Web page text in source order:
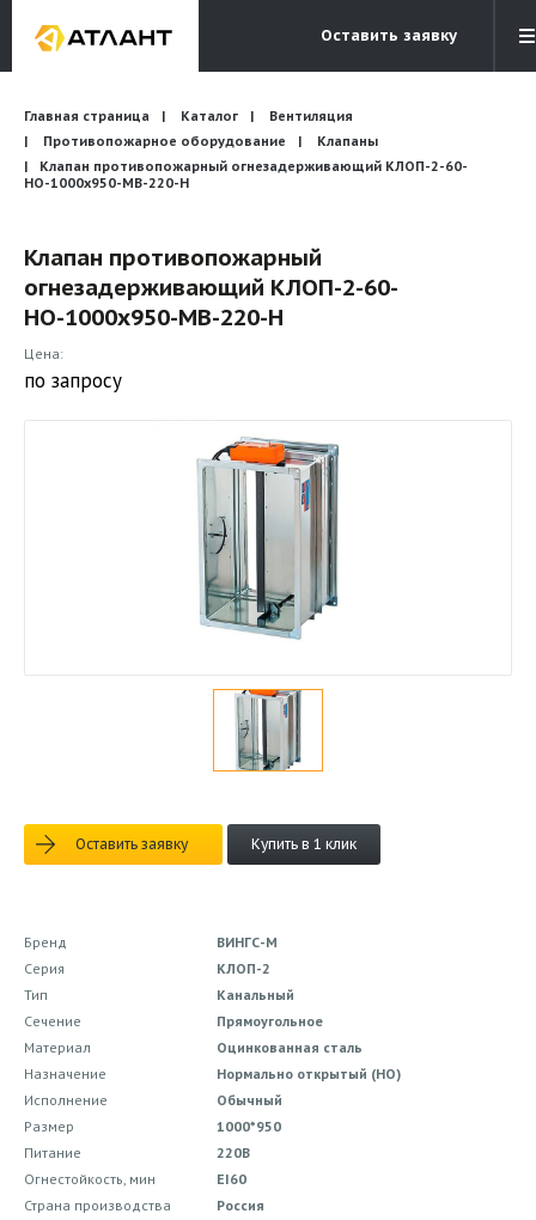
Оставить заявку
Электронная почта
info@atlantcompany.ru
Бесплатный звонок
8 (495) 532-45-07
Бренды
Каталоги
Бланки запросов
Главная страница Каталог
Вентиляция
Противопожарное оборудование
Клапаны
Клапан противопожарный огнезадерживающий КЛОП-2-60-
НО-1000х950-МВ-220-Н
Клапан противопожарный
огнезадерживающий КЛОП-2-60-
НО-1000х950-МВ-220-Н
Цена:
по запросу
Оставить заявку Купить в 1 клик
Бренд
ВИНГС-М
Серия
КЛОП-2
Тип
Канальный
Сечение
Прямоугольное
Материал
Оцинкованная сталь
Назначение
Нормально открытый (НО)
Исполнение
Обычный
Размер
1000*950
Питание
220В
Огнестойкость, мин
EI60
Страна производства
Россия